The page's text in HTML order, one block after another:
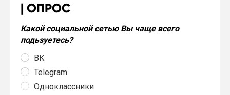
ОПРОС
Какой социальной сетью Вы чаще всего
подьзуетесь?
ВК
Telegram
Одноклассники